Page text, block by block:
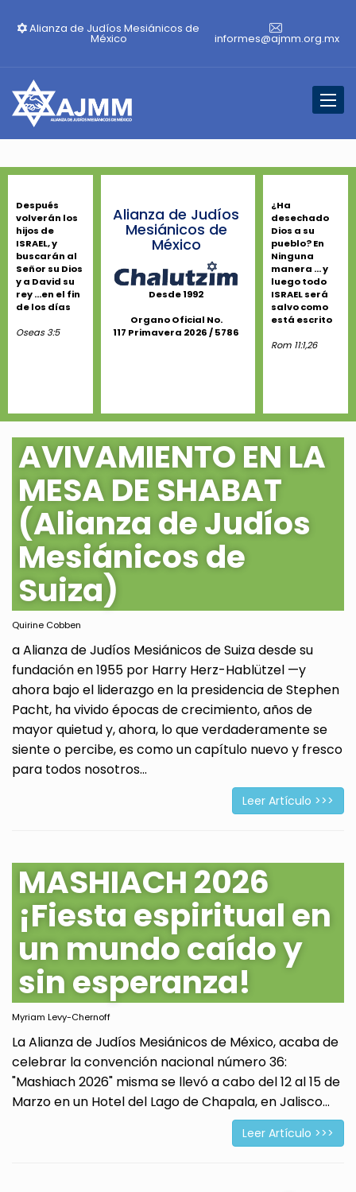
Alianza de Judíos Mesiánicos de
México informes@ajmm.org.mx
Después
volverán los
hijos de
ISRAEL, y
buscarán al
Señor su Dios
y a David su
rey ...en el fin
de los días
Oseas 3:5
Alianza de Judíos
Mesiánicos de
México
Desde 1992
Organo Oficial No.
117 Primavera 2026 / 5786
¿Ha
desechado
Dios a su
pueblo? En
Ninguna
manera ... y
luego todo
ISRAEL será
salvo como
está escrito
Rom 11:1,26
AVIVAMIENTO EN LA
MESA DE SHABAT
(Alianza de Judíos
Mesiánicos de
Suiza)
Quirine Cobben
a Alianza de Judíos Mesiánicos de Suiza desde su
fundación en 1955 por Harry Herz-Hablützel —y
ahora bajo el liderazgo en la presidencia de Stephen
Pacht, ha vivido épocas de crecimiento, años de
mayor quietud y, ahora, lo que verdaderamente se
siente o percibe, es como un capítulo nuevo y fresco
para todos nosotros...
Leer Artículo >>>
MASHIACH 2026
¡Fiesta espiritual en
un mundo caído y
sin esperanza!
Myriam Levy-Chernoff
La Alianza de Judíos Mesiánicos de México, acaba de
celebrar la convención nacional número 36:
"Mashiach 2026" misma se llevó a cabo del 12 al 15 de
Marzo en un Hotel del Lago de Chapala, en Jalisco...
Leer Artículo >>>